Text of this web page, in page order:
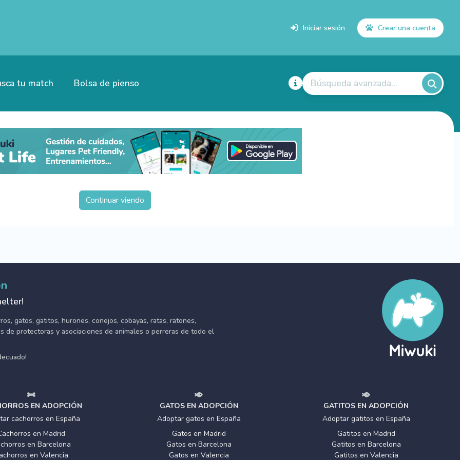
Iniciar sesión Crear una cuenta
tu match Bolsa de pienso Búsqueda avanzada...
Continuar viendo
gatos, gatitos, hurones, conejos, cobayas, ratas, ratones,
de protectoras y asociaciones de animales o perreras de todo el
EN ADOPCIÓN
cachorros en España
en Madrid
en Barcelona
en Valencia
GATOS EN ADOPCIÓN
Adoptar gatos en España
Gatos en Madrid
Gatos en Barcelona
Gatos en Valencia
GATITOS EN ADOPCIÓN
Adoptar gatitos en España
Gatitos en Madrid
Gatitos en Barcelona
Gatitos en Valencia